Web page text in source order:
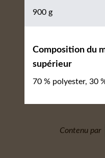
900 g
Composition du
supérieur
70 % polyester, 30
Contenu par